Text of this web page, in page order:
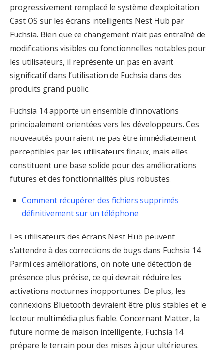
progressivement remplacé le système d’exploitation
Cast OS sur les écrans intelligents Nest Hub par
Fuchsia. Bien que ce changement n’ait pas entraîné de
modifications visibles ou fonctionnelles notables pour
les utilisateurs, il représente un pas en avant
significatif dans l’utilisation de Fuchsia dans des
produits grand public.
Fuchsia 14 apporte un ensemble d’innovations
principalement orientées vers les développeurs. Ces
nouveautés pourraient ne pas être immédiatement
perceptibles par les utilisateurs finaux, mais elles
constituent une base solide pour des améliorations
futures et des fonctionnalités plus robustes.
Comment récupérer des fichiers supprimés
définitivement sur un téléphone
Les utilisateurs des écrans Nest Hub peuvent
s’attendre à des corrections de bugs dans Fuchsia 14.
Parmi ces améliorations, on note une détection de
présence plus précise, ce qui devrait réduire les
activations nocturnes inopportunes. De plus, les
connexions Bluetooth devraient être plus stables et le
lecteur multimédia plus fiable. Concernant Matter, la
future norme de maison intelligente, Fuchsia 14
prépare le terrain pour des mises à jour ultérieures.